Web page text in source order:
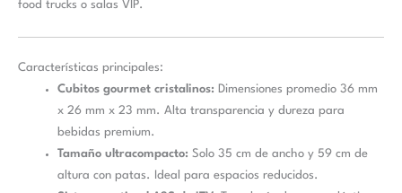
food trucks o salas VIP.
Características principales:
Cubitos gourmet cristalinos: Dimensiones promedio 36 mm
x 26 mm x 23 mm. Alta transparencia y dureza para
bebidas premium.
Tamaño ultracompacto: Solo 35 cm de ancho y 59 cm de
altura con patas. Ideal para espacios reducidos.